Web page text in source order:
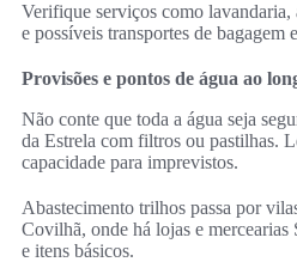
Verifique serviços como lavandaria,
e possíveis transportes de bagagem
Provisões e pontos de água ao
Não conte que toda a água seja
da Estrela com filtros ou pastilhas.
capacidade para imprevistos.
Abastecimento trilhos passa por
Covilhã, onde há lojas e mercearias
e itens básicos.